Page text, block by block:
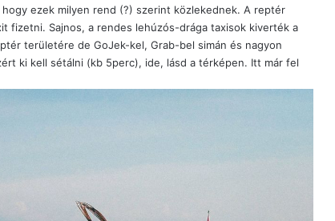
ezek milyen rend (?) szerint közlekednek. A reptér
fizetni. Sajnos, a rendes lehúzós-drága taxisok kiverték a
területére de GoJek-kel, Grab-bel simán és nagyon
ki kell sétálni (kb 5perc), ide, lásd a térképen. Itt már fel